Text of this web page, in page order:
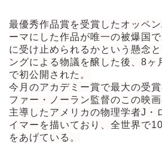
最優秀作品賞を受賞したオッペ
ーマにした作品が唯一の被爆国
に受け止められるかという懸念
ングによる物議を醸した後、8ヶ
で初公開された。
今月のアカデミー賞で最大の受
ファー・ノーラン監督のこの映
主導したアメリカの物理学者J・
イマーを描いており、全世界で
をあげている。